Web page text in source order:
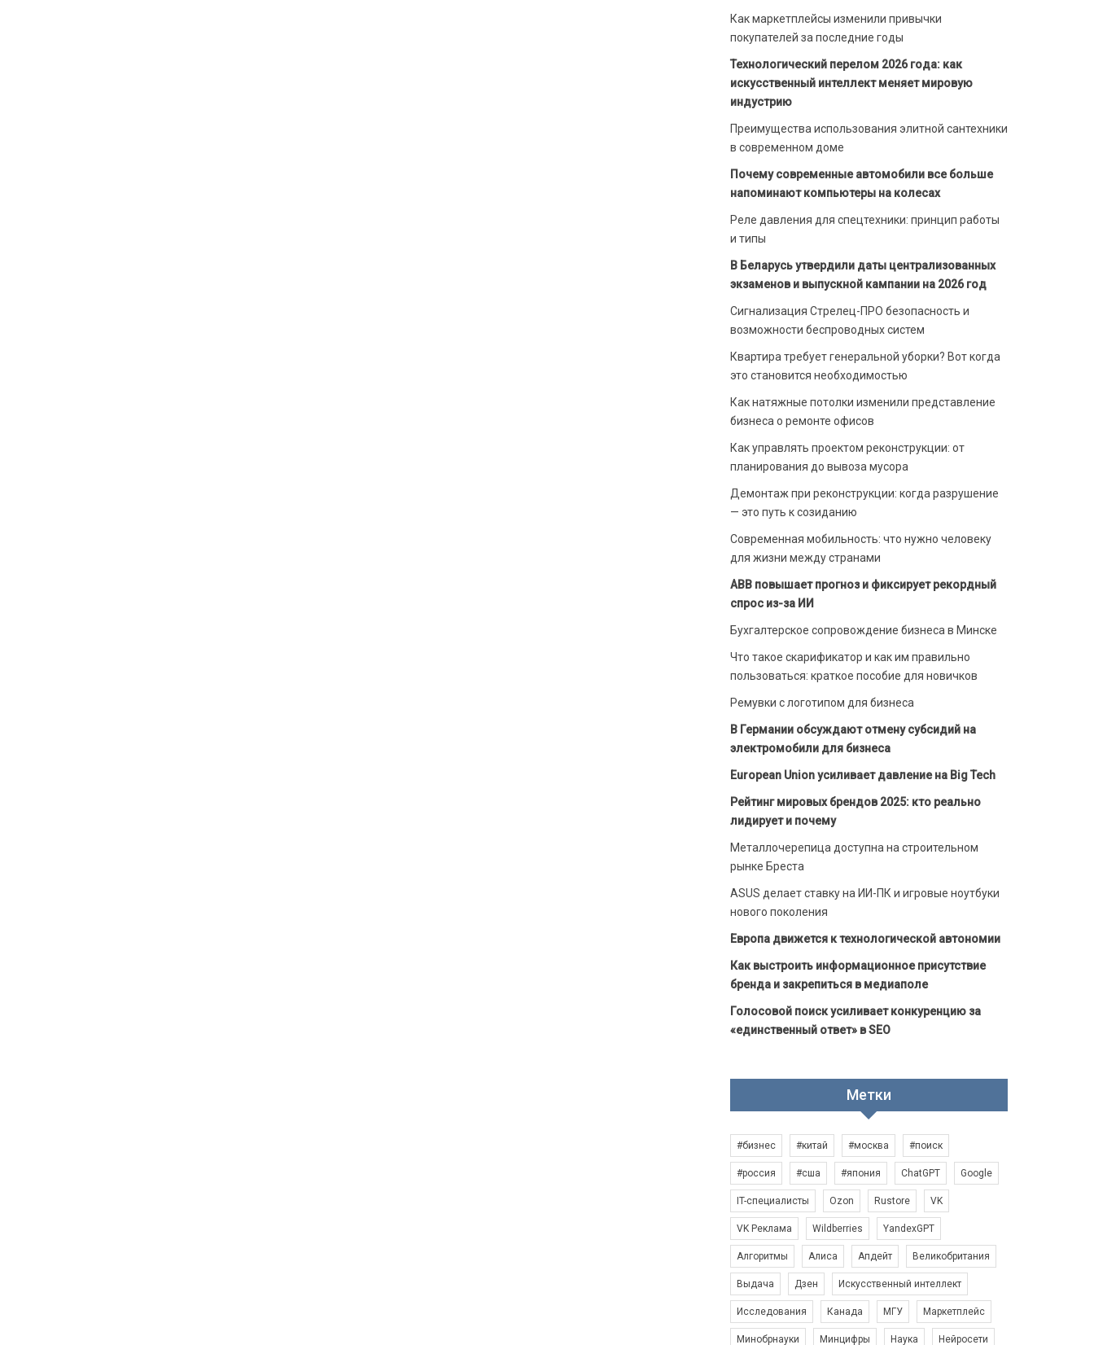
Как маркетплейсы изменили привычки
покупателей за последние годы
Технологический перелом 2026 года: как
искусственный интеллект меняет мировую
индустрию
Преимущества использования элитной сантехники
в современном доме
Почему современные автомобили все больше
напоминают компьютеры на колесах
Реле давления для спецтехники: принцип работы
и типы
В Беларусь утвердили даты централизованных
экзаменов и выпускной кампании на 2026 год
Сигнализация Стрелец-ПРО безопасность и
возможности беспроводных систем
Квартира требует генеральной уборки? Вот когда
это становится необходимостью
Как натяжные потолки изменили представление
бизнеса о ремонте офисов
Как управлять проектом реконструкции: от
планирования до вывоза мусора
Демонтаж при реконструкции: когда разрушение
— это путь к созиданию
Современная мобильность: что нужно человеку
для жизни между странами
ABB повышает прогноз и фиксирует рекордный
спрос из-за ИИ
Бухгалтерское сопровождение бизнеса в Минске
Что такое скарификатор и как им правильно
пользоваться: краткое пособие для новичков
Ремувки с логотипом для бизнеса
В Германии обсуждают отмену субсидий на
электромобили для бизнеса
European Union усиливает давление на Big Tech
Рейтинг мировых брендов 2025: кто реально
лидирует и почему
Металлочерепица доступна на строительном
рынке Бреста
ASUS делает ставку на ИИ-ПК и игровые ноутбуки
нового поколения
Европа движется к технологической автономии
Как выстроить информационное присутствие
бренда и закрепиться в медиаполе
Голосовой поиск усиливает конкуренцию за
«единственный ответ» в SEO
Метки
#бизнес #китай #москва #поиск
#россия #сша #япония ChatGPT Google
IT-специалисты Ozon Rustore VK
VK Реклама Wildberries YandexGPT
Алгоритмы Алиса Апдейт Великобритания
Выдача Дзен Искусственный интеллект
Исследования Канада МГУ Маркетплейс
Минобрнауки Минцифры Наука Нейросети